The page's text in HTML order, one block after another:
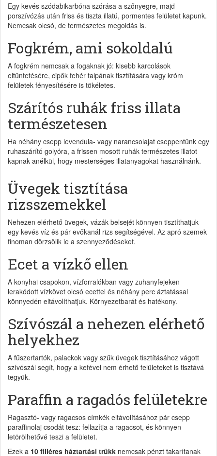
Egy kevés szódabikarbóna szórása a szőnyegre, majd
porszívózás után friss és tiszta illatú, pormentes felületet kapunk.
Nemcsak olcsó, de természetes megoldás is.
Fogkrém, ami sokoldalú
A fogkrém nemcsak a fogaknak jó: kisebb karcolások
eltüntetésére, cipők fehér talpának tisztítására vagy króm
felületek fényesítésére is tökéletes.
Szárítós ruhák friss illata
természetesen
Ha néhány csepp levendula- vagy narancsolajat cseppentünk egy
ruhaszárító golyóra, a frissen mosott ruhák természetes illatot
kapnak anélkül, hogy mesterséges illatanyagokat használnánk.
Üvegek tisztítása
rizsszemekkel
Nehezen elérhető üvegek, vázák belsejét könnyen tisztíthatjuk
egy kevés víz és pár evőkanál rizs segítségével. Az apró szemek
finoman dörzsölik le a szennyeződéseket.
Ecet a vízkő ellen
A konyhai csapokon, vízforralókban vagy zuhanyfejeken
lerakódott vízkövet olcsó ecettel és néhány perc áztatással
könnyedén eltávolíthatjuk. Környezetbarát és hatékony.
Szívószál a nehezen elérhető
helyekhez
A fűszertartók, palackok vagy szűk üvegek tisztításához vágott
szívószál segít, hogy a kefével nem érhető felületeket is tisztává
tegyük.
Paraffin a ragadós felületekre
Ragasztó- vagy ragacsos címkék eltávolításához pár csepp
paraffinolaj csodát tesz: fellazítja a ragacsot, és könnyen
letörölhetővé teszi a felületet.
Ezek a 10 filléres háztartási trükk nemcsak pénzt takarítanak